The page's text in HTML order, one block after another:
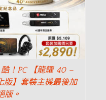
！PC 【龍耀 40 –
】套裝主機最後加
版。